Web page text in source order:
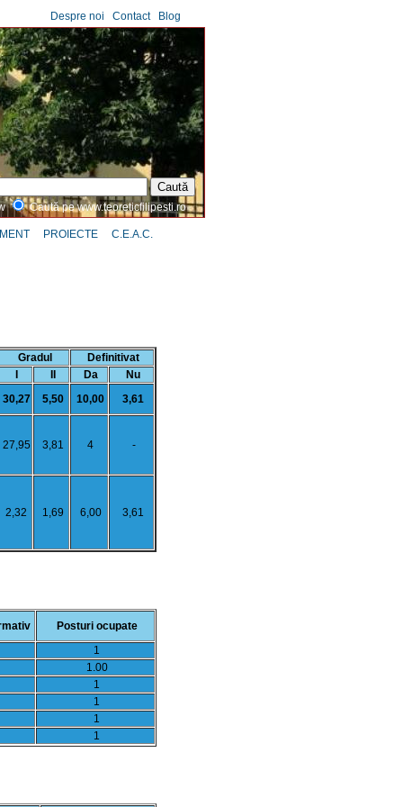
Despre noi Contact| Blog
Caută pe www.teoreticfilipesti.ro
PROIECTE C.E.A.C.
Gradul
Definitivat
Da
Nu
30,27 5,50 10,00 3,61
27,95 3,81 4 -
2,32 1,69 6,00 3,61
Posturi ocupate
1
1.00
1
1
1
1